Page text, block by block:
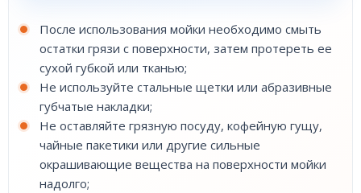
После использования мойки необходимо смыть
остатки грязи с поверхности, затем протереть ее
сухой губкой или тканью;
Не используйте стальные щетки или абразивные
губчатые накладки;
Не оставляйте грязную посуду, кофейную гущу,
чайные пакетики или другие сильные
окрашивающие вещества на поверхности мойки
надолго;